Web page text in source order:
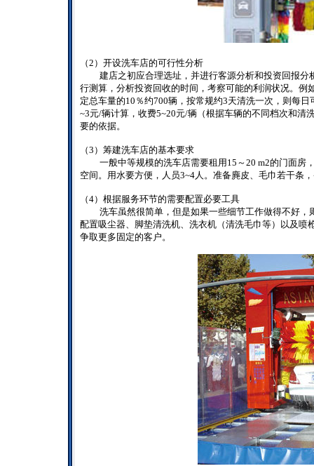
（2 ）开设洗车店的可行性分析
建店之初应合理选址，并进行客源分析和投资回报
行测算，分析投资回收的时间，考察可能的利润状况。例
定总车量的10 ％约700辆，按常规约3天清洗一次，则每日
~3元/辆计算，收费5~20元/辆（根据车辆的不同档次和清
要的依据。
（3 ）筹建洗车店的基本要求
一般中等规模的洗车店需要租用 15 ～20 m2的门面房
空间。用水要方便，人员3~4人。准备麂皮、毛巾若干条
（4）根据服务环节的需要配置必要工具
洗车虽然很简单，但是如果一些细节工作做得不好
配置吸尘器、脚垫清洗机、洗衣机（清洗毛巾等）以及
争取更多固定的客户。